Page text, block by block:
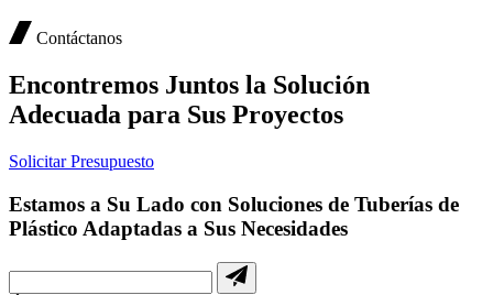
Contáctanos
Encontremos Juntos la Solución
Adecuada para Sus Proyectos
Solicitar Presupuesto
Estamos a Su Lado con Soluciones de Tuberías de
Plástico Adaptadas a Sus Necesidades